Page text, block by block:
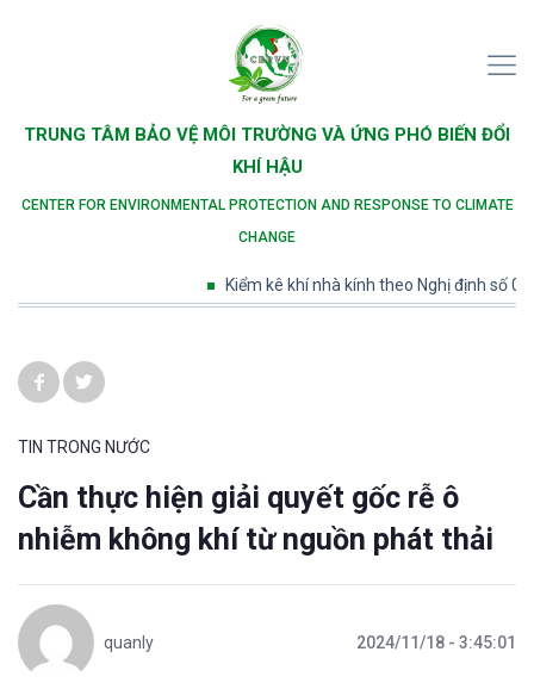
TRUNG TÂM BẢO VỆ MÔI TRƯỜNG VÀ ỨNG PHÓ BIẾN ĐỔI
KHÍ HẬU
CENTER FOR ENVIRONMENTAL PROTECTION AND RESPONSE TO CLIMATE
CHANGE
Kiểm kê khí nhà kính theo Nghị định số 06/
TIN TRONG NƯỚC
Cần thực hiện giải quyết gốc rễ ô
nhiễm không khí từ nguồn phát thải
quanly 2024/11/18 - 3:45:01